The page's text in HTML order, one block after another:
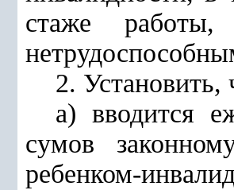
стаже работы,
2. Установить,
а) вводится
сумов
ребенком-